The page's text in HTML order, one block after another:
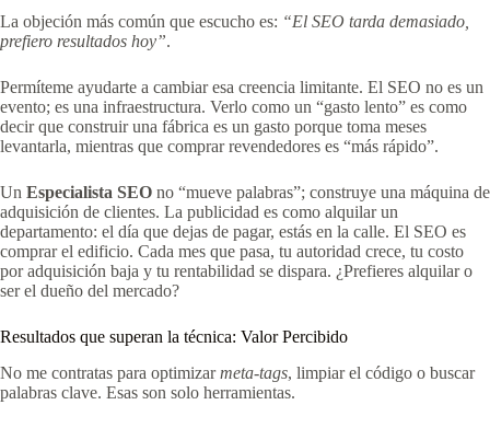
La objeción más común que escucho es: “El SEO tarda demasiado,
prefiero resultados hoy”.
Permíteme ayudarte a cambiar esa creencia limitante. El SEO no es un
evento; es una infraestructura. Verlo como un “gasto lento” es como
decir que construir una fábrica es un gasto porque toma meses
levantarla, mientras que comprar revendedores es “más rápido”.
Un Especialista SEO no “mueve palabras”; construye una máquina de
adquisición de clientes. La publicidad es como alquilar un
departamento: el día que dejas de pagar, estás en la calle. El SEO es
comprar el edificio. Cada mes que pasa, tu autoridad crece, tu costo
por adquisición baja y tu rentabilidad se dispara. ¿Prefieres alquilar o
ser el dueño del mercado?
Resultados que superan la técnica: Valor Percibido
No me contratas para optimizarmeta-tags, limpiar el código o buscar
palabras clave. Esas son solo herramientas.